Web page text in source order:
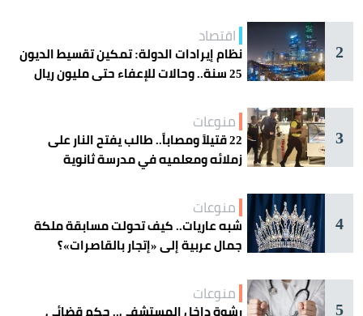
2
اقتصاد
نظام إيرادات الدولة: تمكين تقسيط الديون
25 سنة.. وحالات للإعفاء حتى مليون ريال
3
منوعات
22 قتيلاً ومصاباً.. طالب يفتح النار على
زملائه ومعلميه في مدرسة ثانوية
4
منوعات
شبه عاريات.. كيف تحولت مسابقة ملكة
جمال عربية إلى «إتجار بالقاصرات»؟
5
منوعات